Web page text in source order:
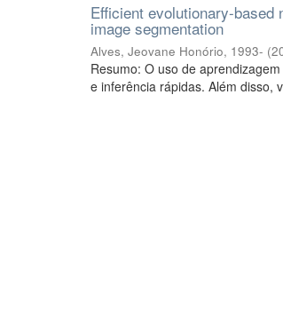
Efficient evolutionary-
image segmentation
Alves, Jeovane Honório, 1993- (
Resumo: O uso de
e inferência rápidas. Além disso,